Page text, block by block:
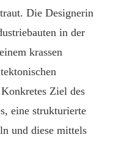
Die Designerin
in der
krassen
Ziel des
eine strukturierte
und diese mittels